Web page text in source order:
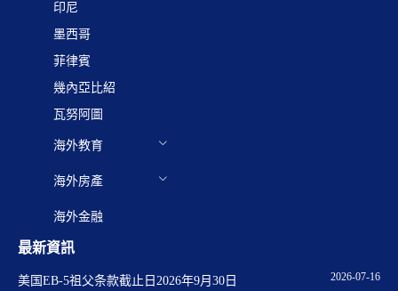
印尼
墨西哥
菲律賓
幾內亞比紹
瓦努阿圖
海外教育
海外房產
海外金融
最新資訊
2026-07-16
美国EB-5祖父条款截止日2026年9月30日